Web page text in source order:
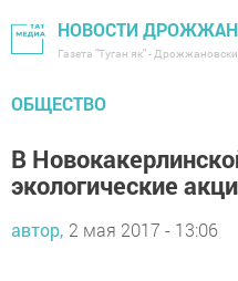
НОВОСТИ
Газета "Туган як" -
ОБЩЕСТВО
В
экологические
автор, 2 мая 2017 - 13:06